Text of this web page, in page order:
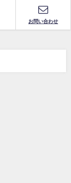
お問い合わせ